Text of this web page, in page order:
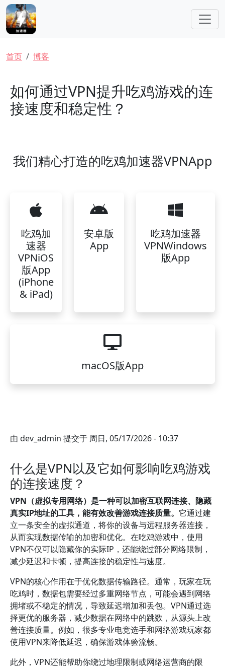
跳转到主要内容
面包屑
首页 博客
如何通过VPN提升吃鸡游戏的连
接速度和稳定性？
我们精心打造的吃鸡加速器VPNApp
吃鸡加
速器
VPNiOS
版App
(iPhone
& iPad)
安卓版
App
吃鸡加速器
VPNWindows
版App
macOS版App
由 dev_admin 提交于 周日, 05/17/2026 - 10:37
什么是VPN以及它如何影响吃鸡游戏
的连接速度？
VPN（虚拟专用网络）是一种可以加密互联网连接、隐藏
真实IP地址的工具，能有效改善游戏连接质量。 它通过建
立一条安全的虚拟通道，将你的设备与远程服务器连接，
从而实现数据传输的加密和优化。在吃鸡游戏中，使用
VPN不仅可以隐藏你的实际IP，还能绕过部分网络限制，
减少延迟和卡顿，提高连接的稳定性与速度。
VPN的核心作用在于优化数据传输路径。通常，玩家在玩
吃鸡时，数据包需要经过多重网络节点，可能会遇到网络
拥堵或不稳定的情况，导致延迟增加和丢包。VPN通过选
择更优的服务器，减少数据在网络中的跳数，从源头上改
善连接质量。例如，很多专业电竞选手和网络游戏玩家都
使用VPN来降低延迟，确保游戏体验流畅。
此外，VPN还能帮助你绕过地理限制或网络运营商的限